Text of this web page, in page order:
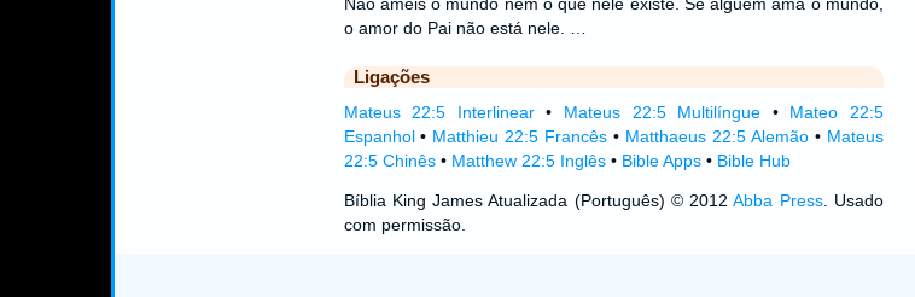
o amor do Pai não está nele. …
Ligações
Mateus 22:5 Interlinear• Mateus 22:5 Multilíngue • Mateo 22:5
Espanhol• Matthieu 22:5 Francês • Matthaeus 22:5 Alemão • Mateus
22:5 Chinês• Matthew 22:5 Inglês• Bible Apps• Bible Hub
Bíblia King James Atualizada (Português) © 2012Abba Press. Usado
com permissão.